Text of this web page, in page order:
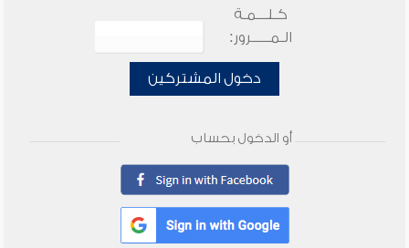
كـلـــمـة
الـمـــــرور:
دخول المشتركين
أو الدخول بحساب